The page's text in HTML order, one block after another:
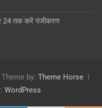
24 तक करें पंजीकरण
Theme by: Theme Horse
WordPress